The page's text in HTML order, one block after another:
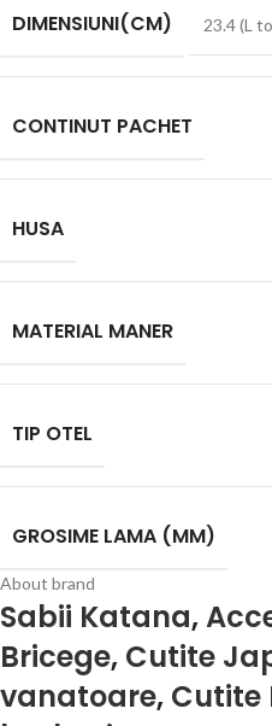
DIMENSIUNI(CM) 23.4 (L
CONTINUT PACHET
HUSA
MATERIAL MANER
TIP OTEL
GROSIME LAMA (MM)
About brand
Sabii Katana,
Bricege, Cutite
vanatoare, Cutite